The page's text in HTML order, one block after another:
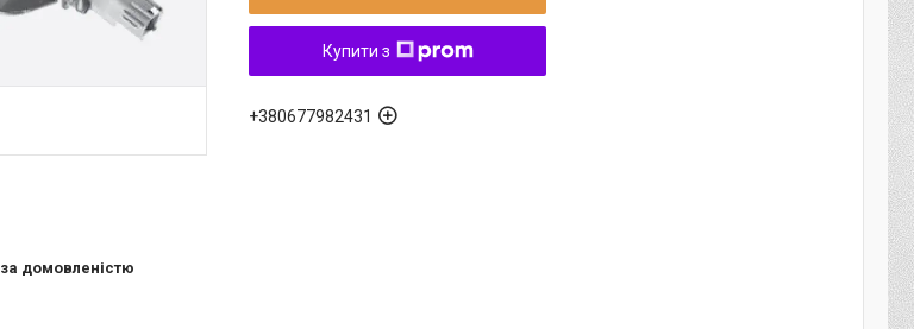
Купити з
+380677982431
за домовленістю